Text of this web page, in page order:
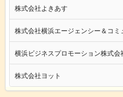
株式会社よきあす
株式会社横浜エージェンシー＆コ
横浜ビジネスプロモーション株式会
株式会社ヨット